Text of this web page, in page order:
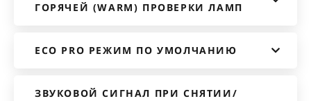
ГОРЯЧЕЙ (WARM) ПРОВЕРКИ ЛАМП
ECO PRO РЕЖИМ ПО УМОЛЧАНИЮ
ЗВУКОВОЙ СИГНАЛ ПРИ СНЯТИИ/